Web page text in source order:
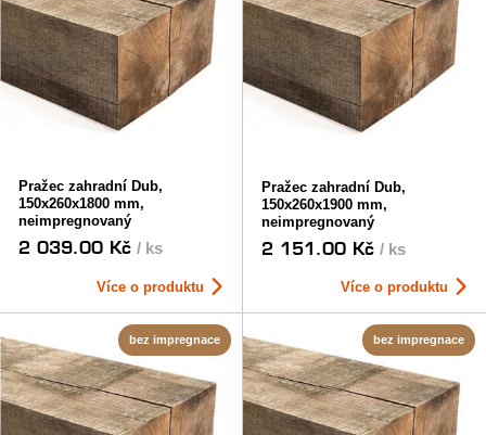
Pražec zahradní Dub,
150x260x1800 mm,
neimpregnovaný
2 039.00 Kč/ ks
Více o produktu
Pražec zahradní Dub,
150x260x1900 mm,
neimpregnovaný
2 151.00 Kč/ ks
Více o produktu
bez impregnace bez impregnace